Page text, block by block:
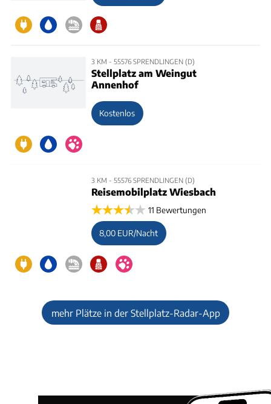
3 KM - 55576 SPRENDLINGEN (D)
Stellplatz am Weingut
Annenhof
Kostenlos
3 KM - 55576 SPRENDLINGEN (D)
Reisemobilplatz Wiesbach
11 Bewertungen
8,00 EUR/Nacht
mehr Plätze in der Stellplatz-Radar-App